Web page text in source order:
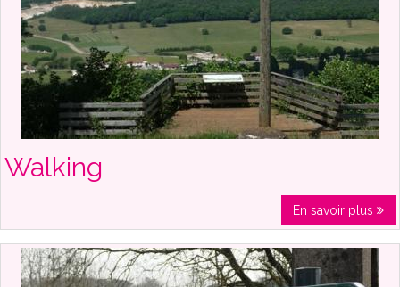
Walking
En savoir plus